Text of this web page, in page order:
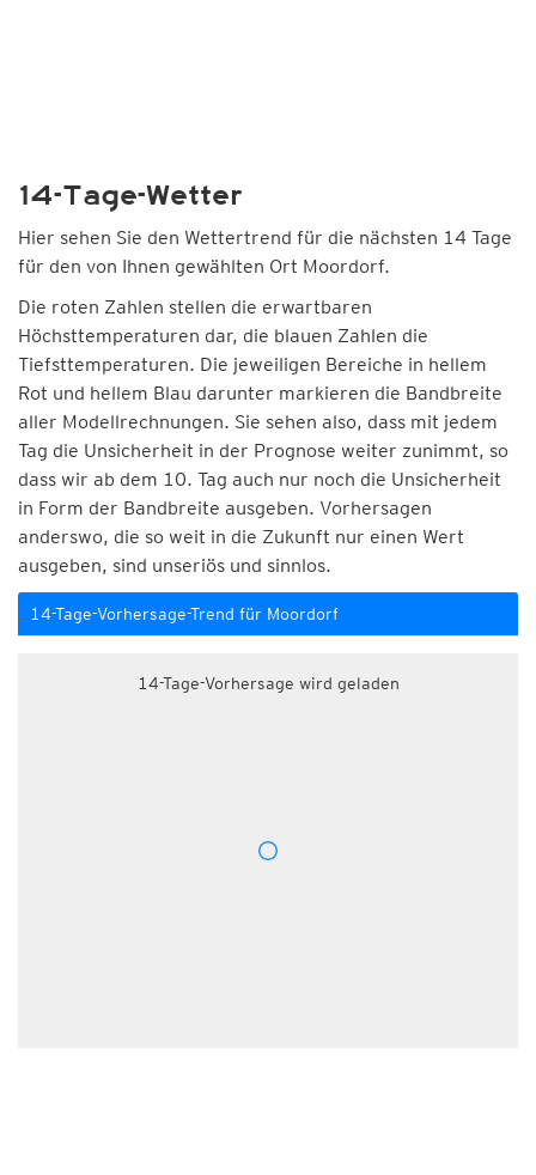
14-Tage-Wetter
Hier sehen Sie den Wettertrend für die nächsten 14 Tage
für den von Ihnen gewählten Ort Moordorf.
Die roten Zahlen stellen die erwartbaren
Höchsttemperaturen dar, die blauen Zahlen die
Tiefsttemperaturen. Die jeweiligen Bereiche in hellem
Rot und hellem Blau darunter markieren die Bandbreite
aller Modellrechnungen. Sie sehen also, dass mit jedem
Tag die Unsicherheit in der Prognose weiter zunimmt, so
dass wir ab dem 10. Tag auch nur noch die Unsicherheit
in Form der Bandbreite ausgeben. Vorhersagen
anderswo, die so weit in die Zukunft nur einen Wert
ausgeben, sind unseriös und sinnlos.
14-Tage-Vorhersage-Trend für Moordorf
14-Tage-Vorhersage wird geladen